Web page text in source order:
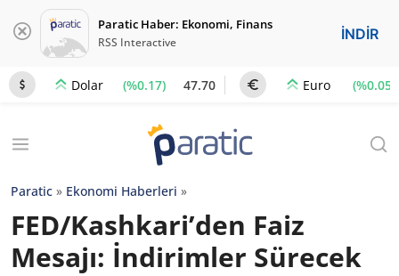
Paratic Haber: Ekonomi, Finans
RSS Interactive İNDİR
Dolar (%0.17) 47.70 Euro (%0.05)
Paratic » Ekonomi Haberleri »
FED/Kashkari’den Faiz
Mesajı: İndirimler Sürecek